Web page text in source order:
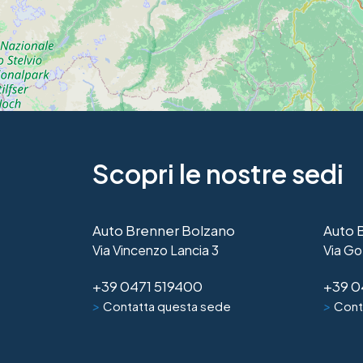
Scopri le nostre sedi
Auto Brenner Bolzano
Via Vincenzo Lancia 3
+39 0471 519400
> Contatta questa sede
Auto
Via
+39
>